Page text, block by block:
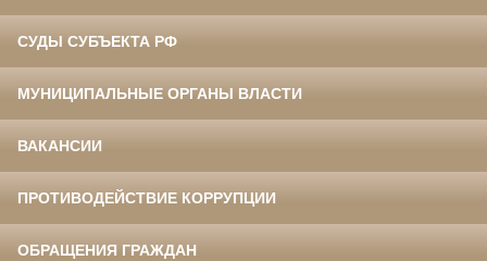
СУДЫ СУБЪЕКТА РФ
МУНИЦИПАЛЬНЫЕ ОРГАНЫ ВЛАСТИ
ВАКАНСИИ
ПРОТИВОДЕЙСТВИЕ КОРРУПЦИИ
ОБРАЩЕНИЯ ГРАЖДАН